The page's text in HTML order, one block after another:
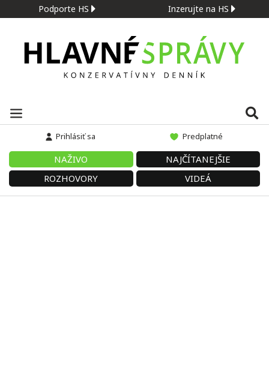
Podporte HS Inzerujte na HS
Prihlásiť sa Predplatné
NAŽIVO
NAJČÍTANEJŠIE
ROZHOVORY
VIDEÁ